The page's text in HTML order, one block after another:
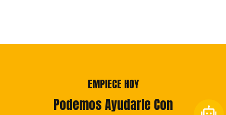
EMPIECE HOY
Podemos Ayudarle Con